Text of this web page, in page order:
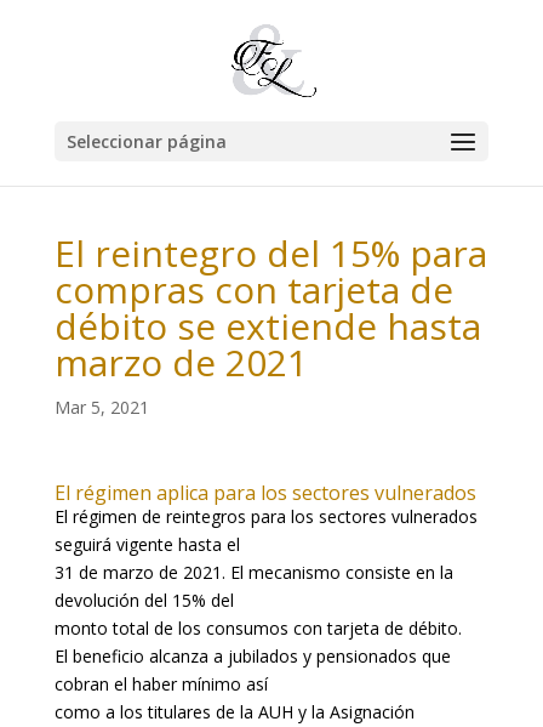
Seleccionar página
El reintegro del 15% para
compras con tarjeta de
débito se extiende hasta
marzo de 2021
Mar 5, 2021
El régimen aplica para los sectores vulnerados
El régimen de reintegros para los sectores vulnerados
seguirá vigente hasta el
31 de marzo de 2021. El mecanismo consiste en la
devolución del 15% del
monto total de los consumos con tarjeta de débito.
El beneficio alcanza a jubilados y pensionados que
cobran el haber mínimo así
como a los titulares de la AUH y la Asignación